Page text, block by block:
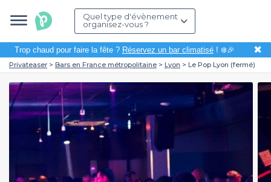
Quel type d'évènement
organisez-vous ?
Trop chaud pour faire la fête ? Réservez un bar climatisé! ❄️🎉 ✖
Privateaser Bars en France métropolitaine Lyon Le Pop Lyon (fermé)